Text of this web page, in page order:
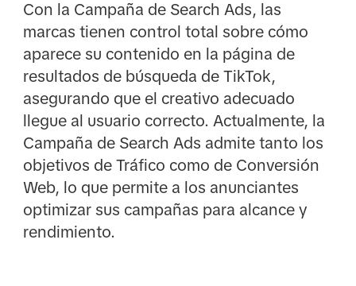
Con la Campaña de Search Ads, las
marcas tienen control total sobre cómo
aparece su contenido en la página de
resultados de búsqueda de TikTok,
asegurando que el creativo adecuado
llegue al usuario correcto. Actualmente, la
Campaña de Search Ads admite tanto los
objetivos de Tráfico como de Conversión
Web, lo que permite a los anunciantes
optimizar sus campañas para alcance y
rendimiento.